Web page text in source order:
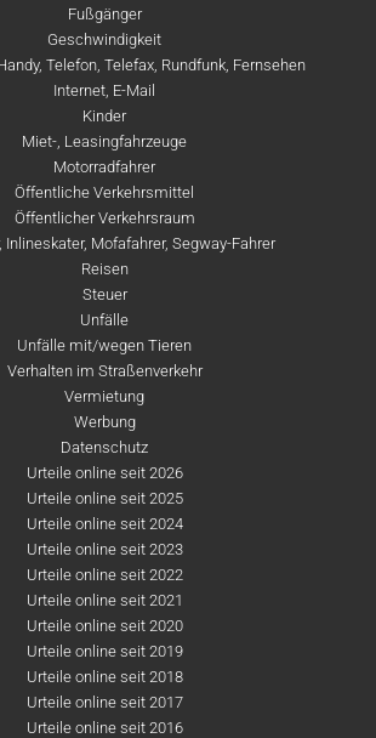
Fußgänger
Geschwindigkeit
Telefon, Telefax, Rundfunk, Fernsehen
Internet, E-Mail
Kinder
Miet-, Leasingfahrzeuge
Motorradfahrer
Öffentliche Verkehrsmittel
Öffentlicher Verkehrsraum
Inlineskater, Mofafahrer, Segway-Fahrer
Reisen
Steuer
Unfälle
Unfälle mit/wegen Tieren
Verhalten im Straßenverkehr
Vermietung
Werbung
Datenschutz
Urteile online seit 2026
Urteile online seit 2025
Urteile online seit 2024
Urteile online seit 2023
Urteile online seit 2022
Urteile online seit 2021
Urteile online seit 2020
Urteile online seit 2019
Urteile online seit 2018
Urteile online seit 2017
Urteile online seit 2016